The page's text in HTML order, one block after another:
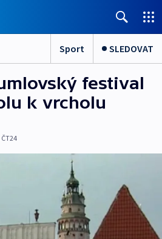
Sport SLEDOVAT
festival
k vrcholu
ČT24